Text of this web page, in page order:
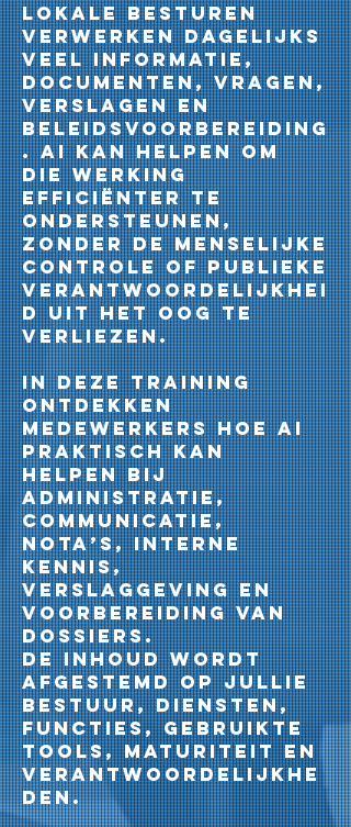
Lokale besturen
verwerken dagelijks
veel informatie,
documenten, vragen,
verslagen en
beleidsvoorbereiding
. AI kan helpen om
die werking
efficiënter te
ondersteunen,
zonder de menselijke
controle of publieke
verantwoordelijkhei
d uit het oog te
verliezen.
In deze training
ontdekken
medewerkers hoe AI
praktisch kan
helpen bij
administratie,
communicatie,
nota’s, interne
kennis,
verslaggeving en
voorbereiding van
dossiers.
De inhoud wordt
afgestemd op jullie
bestuur, diensten,
functies, gebruikte
tools, maturiteit en
verantwoordelijkhe
den.